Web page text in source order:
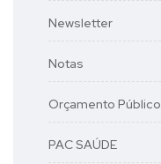
Newsletter
Notas
Orçamento Público
PAC SAÚDE